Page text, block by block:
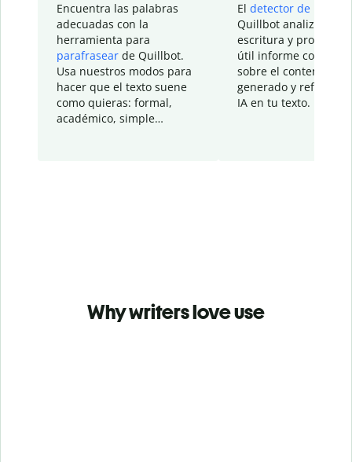
Encuentra las palabras
adecuadas con la
herramienta para
parafrasear de Quillbot.
Usa nuestros modos para
hacer que el texto suene
como quieras: formal,
académico, simple…
El detector de IA
Quillbot analiza tu
escritura y
útil informe con
sobre el contenido
generado y refinado
IA en tu texto.
Why writers love use